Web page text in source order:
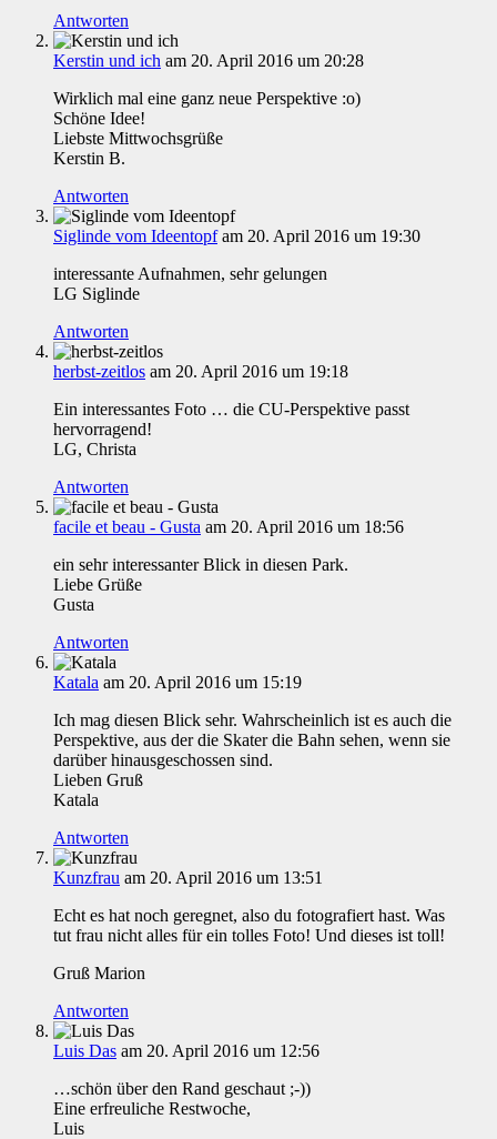
Antworten
Kerstin und ich am 20. April 2016 um 20:28
Wirklich mal eine ganz neue Perspektive :o)
Schöne Idee!
Liebste Mittwochsgrüße
Kerstin B.
Antworten
Siglinde vom Ideentopf am 20. April 2016 um 19:30
interessante Aufnahmen, sehr gelungen
LG Siglinde
Antworten
herbst-zeitlos am 20. April 2016 um 19:18
Ein interessantes Foto … die CU-Perspektive passt
hervorragend!
LG, Christa
Antworten
facile et beau - Gusta am 20. April 2016 um 18:56
ein sehr interessanter Blick in diesen Park.
Liebe Grüße
Gusta
Antworten
Katala am 20. April 2016 um 15:19
Ich mag diesen Blick sehr. Wahrscheinlich ist es auch die
Perspektive, aus der die Skater die Bahn sehen, wenn sie
darüber hinausgeschossen sind.
Lieben Gruß
Katala
Antworten
Kunzfrau am 20. April 2016 um 13:51
Echt es hat noch geregnet, also du fotografiert hast. Was
tut frau nicht alles für ein tolles Foto! Und dieses ist toll!
Gruß Marion
Antworten
Luis Das am 20. April 2016 um 12:56
…schön über den Rand geschaut ;-))
Eine erfreuliche Restwoche,
Luis